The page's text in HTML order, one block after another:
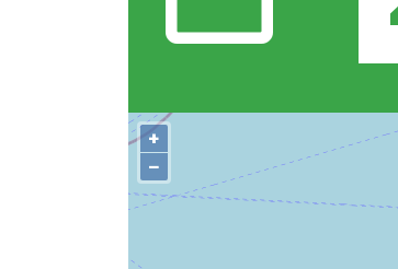
+
−